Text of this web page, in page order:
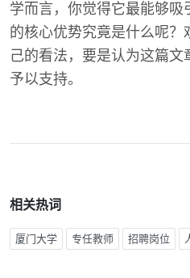
学而言，你觉得它最能够
的核心优势究竟是什么呢？
己的看法，要是认为这篇
予以支持。
相关热词
厦门大学 专任教师 招聘岗位